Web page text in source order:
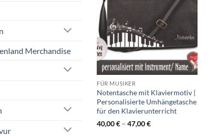
Merchandise
FÜR MUSIKER
Notentasche mit Klaviermotiv |
Personalisierte Umhängetasche
für den Klavierunterricht
40,00€ –47,00€